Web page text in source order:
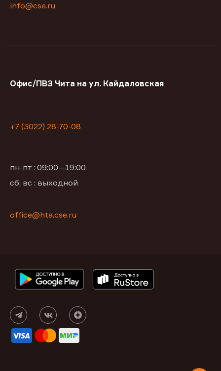
info@cse.ru
Офис/ПВЗ Чита на ул. Кайдаловская
+7 (3022) 28-70-08
пн-пт : 09:00—19:00
сб, вс : выходной
office@hta.cse.ru